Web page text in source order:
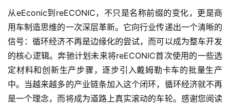
从eEconic到reECONIC，不只是名称前缀的变化，更是商
用车制造思维的一次深层革新。它向行业传递出一个清晰的
信号：循环经济不再是边缘化的尝试，而可以成为整车开发
的核心逻辑。奔驰计划未来将reECONIC首次使用的一些选
定材料和创新生产步骤，逐步引入戴姆勒卡车的批量生产
中。当越来越多的产业链条加入这个闭环，循环经济就不再
是一个理念，而将成为道路上真实滚动的车轮。感谢您阅读